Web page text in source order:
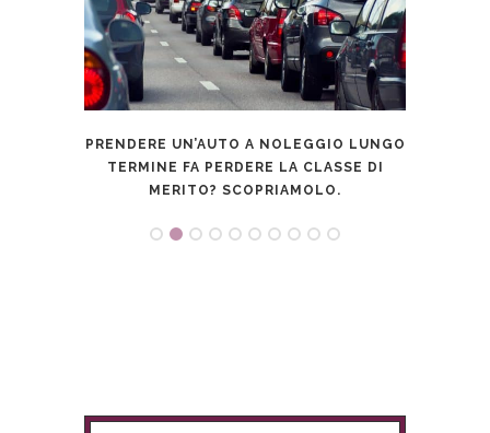
PRENDERE UN’AUTO A NOLEGGIO LUNGO
TERMINE FA PERDERE LA CLASSE DI
MERITO? SCOPRIAMOLO.